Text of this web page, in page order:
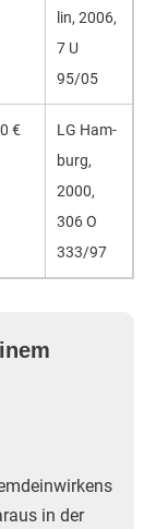
lin, 2006,
7 U
95/05
€
LG Ham­
burg,
2000,
306 O
333/97
in der